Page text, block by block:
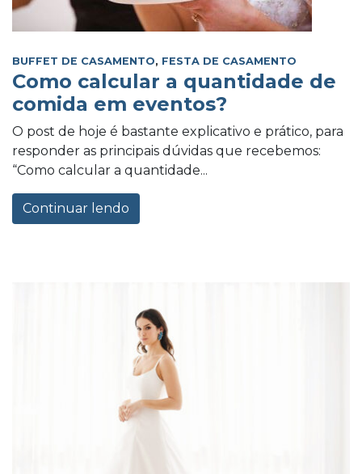
BUFFET DE CASAMENTO, FESTA DE CASAMENTO
Como calcular a quantidade de
comida em eventos?
O post de hoje é bastante explicativo e prático, para
responder as principais dúvidas que recebemos:
“Como calcular a quantidade...
Continuar lendo